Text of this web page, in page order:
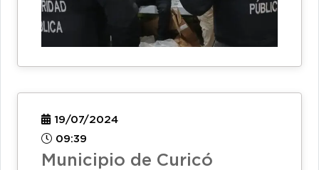
19/07/2024
09:39
Municipio de Curicó